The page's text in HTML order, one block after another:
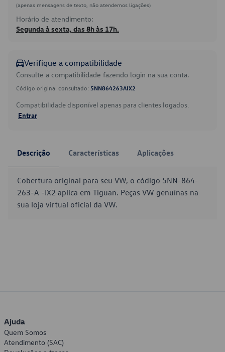
(apenas mensagens de texto, não atendemos ligações)
Horário de atendimento:
Segunda à sexta, das 8h às 17h.
Verifique a compatibilidade
Consulte a compatibilidade fazendo login na sua conta.
Código original consultado: 5NN864263AIX2
Compatibilidade disponível apenas para clientes logados.
Entrar
Descrição Características Aplicações
Cobertura original para seu VW, o código 5NN-864-
263-A -IX2 aplica em Tiguan. Peças VW genuínas na
sua loja virtual oficial da VW.
Ajuda
Quem Somos
Atendimento (SAC)